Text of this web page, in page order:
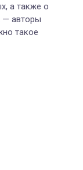
а также о
— авторы
такое